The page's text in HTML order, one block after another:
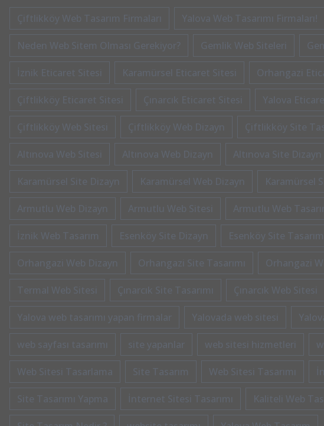
Çiftlikköy Web Tasarım Firmaları
Yalova Web Tasarımı Firmaları!
Neden Web Sitem Olması Gerekiyor? Gemlik Web Siteleri
İznik Eticaret Sitesi Karamürsel Eticaret Sitesi Orhangazi
Çiftlikköy Eticaret Sitesi Çınarcık Eticaret Sitesi Yalova
Çiftlikköy Web Sitesi Çiftlikköy Web Dizayn Çiftlikköy Site
Altınova Web Sitesi Altınova Web Dizayn Altınova Site Dizayn
Karamürsel Site Dizayn Karamürsel Web Dizayn Karamürsel
Armutlu Web Dizayn Armutlu Web Sitesi Armutlu Web
İznik Web Tasarım Esenköy Site Dizayn Esenköy Site
Orhangazi Web Dizayn Orhangazi Site Tasarımı Orhangazi
Termal Web Sitesi Çınarcık Site Tasarımı Çınarcık Web Sitesi
Yalova web tasarımı yapan firmalar Yalovada web sitesi
web sayfası tasarımı site yapanlar web sitesi hizmetleri
Web Sitesi Tasarlama Site Tasarım Web Sitesi Tasarımı
Site Tasarımı Yapma İnternet Sitesi Tasarımı Kaliteli Web